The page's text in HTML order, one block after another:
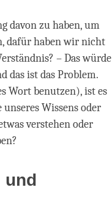
davon zu haben, um
dafür haben wir nicht
– Das würde
das ist das Problem.
Wort benutzen), ist es
Wissens oder
verstehen oder
und